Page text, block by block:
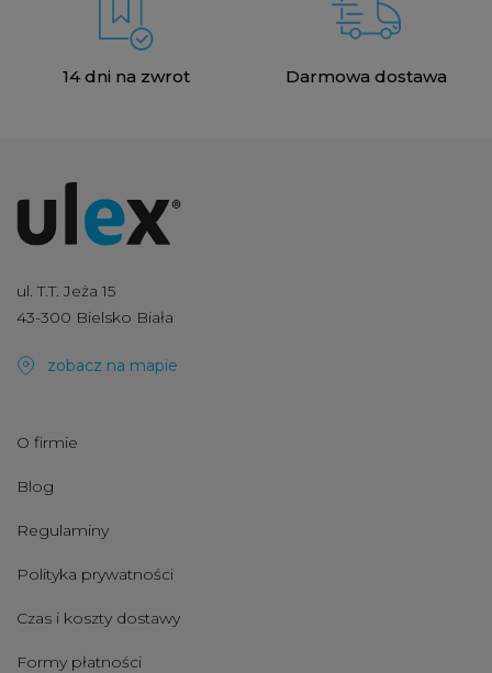
14 dni na zwrot Darmowa dostawa
ul. T.T. Jeża 15
43-300 Bielsko Biała
zobacz na mapie
O firmie
Blog
Regulaminy
Polityka prywatności
Czas i koszty dostawy
Formy płatności